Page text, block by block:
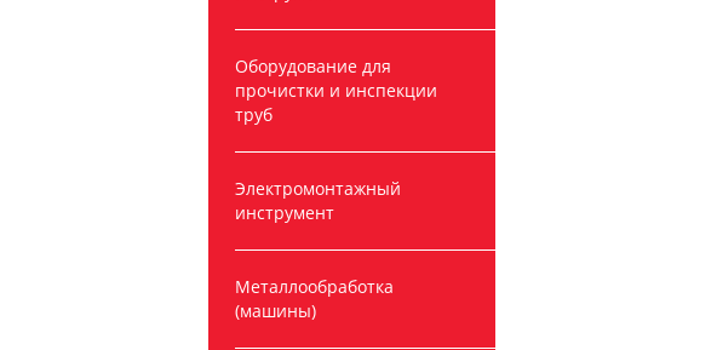
Оборудование для
прочистки и инспекции
труб
Электромонтажный
инструмент
Металлообработка
(машины)